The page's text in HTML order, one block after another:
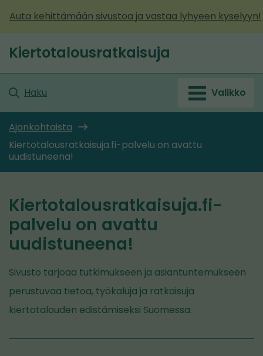
sisältöön
Auta kehittämään sivustoa ja vastaa lyhyeen kyselyyn!
Etusivu
Kiertotalousratkaisuja
Haku Valikko
Ajankohtaista
Kiertotalousratkaisuja.fi-palvelu on avattu
uudistuneena!
Kiertotalousratkaisuja.fi-
palvelu on avattu
uudistuneena!
Sivusto tarjoaa tutkimukseen ja asiantuntemukseen
perustuvaa tietoa, työkaluja ja ratkaisuja
kiertotalouden edistämiseksi Suomessa.